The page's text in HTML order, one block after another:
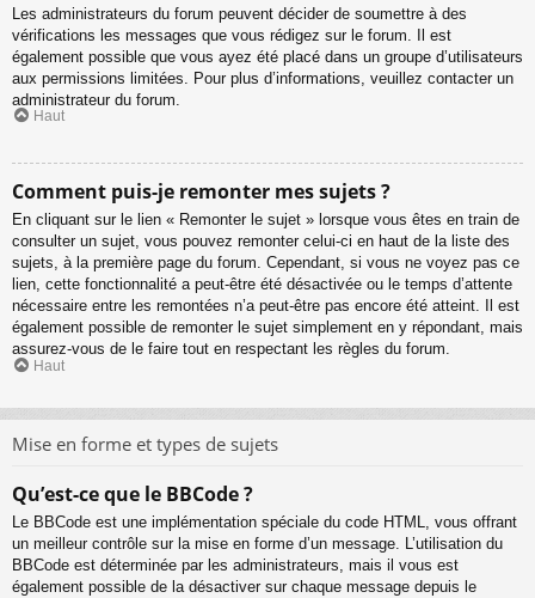
Les administrateurs du forum peuvent décider de soumettre à des
vérifications les messages que vous rédigez sur le forum. Il est
également possible que vous ayez été placé dans un groupe d’utilisateurs
aux permissions limitées. Pour plus d’informations, veuillez contacter un
administrateur du forum.
Haut
Comment puis-je remonter mes sujets ?
En cliquant sur le lien « Remonter le sujet » lorsque vous êtes en train de
consulter un sujet, vous pouvez remonter celui-ci en haut de la liste des
sujets, à la première page du forum. Cependant, si vous ne voyez pas ce
lien, cette fonctionnalité a peut-être été désactivée ou le temps d’attente
nécessaire entre les remontées n’a peut-être pas encore été atteint. Il est
également possible de remonter le sujet simplement en y répondant, mais
assurez-vous de le faire tout en respectant les règles du forum.
Haut
Mise en forme et types de sujets
Qu’est-ce que le BBCode ?
Le BBCode est une implémentation spéciale du code HTML, vous offrant
un meilleur contrôle sur la mise en forme d’un message. L’utilisation du
BBCode est déterminée par les administrateurs, mais il vous est
également possible de la désactiver sur chaque message depuis le